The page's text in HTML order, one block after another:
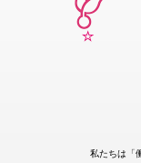
私たちは「